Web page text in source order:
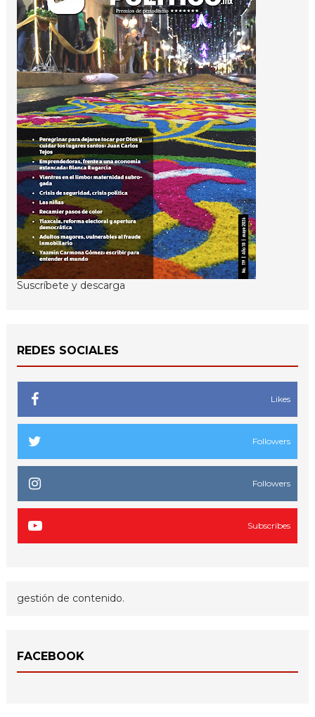
Suscríbete y descarga
REDES SOCIALES
Likes
Followers
Followers
Subscribes
gestión de contenido.
FACEBOOK